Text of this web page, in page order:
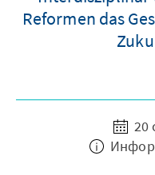
Reformen das
20